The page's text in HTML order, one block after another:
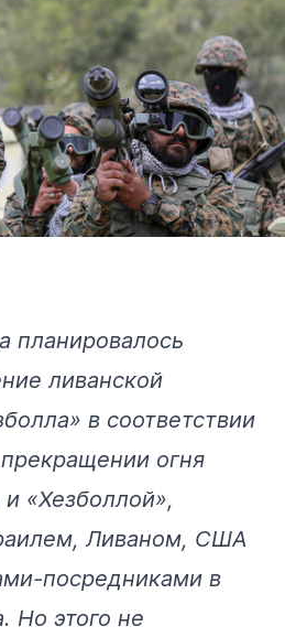
планировалось
ливанской
в соответствии
огня
«Хезболлой»,
Ливаном, США
посредниками в
Но этого не